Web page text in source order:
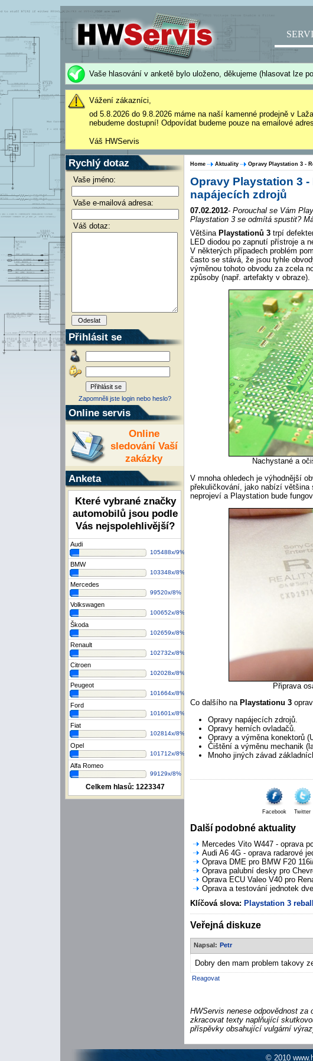
Vaše hlasování v anketě bylo uloženo, děkujeme (hlasovat lze
Vážení zákazníci,
od 5.8.2026 do 9.8.2026 máme na naší kamenné prodejně v
nebudeme dostupní! Odpovídat budeme pouze na emailové
Váš HWServis
Rychlý dotaz
Vaše jméno:
Vaše e-mailová adresa:
Váš dotaz:
Přihlásit se
Zapomněli jste login nebo heslo?
Online servis
Online
sledování Vaší
zakázky
Anketa
Které vybrané značky
automobilů jsou podle
Vás nejspolehlivější?
Audi
105488x/9%
BMW
103348x/8%
Mercedes
99520x/8%
Volkswagen
100652x/8%
Škoda
102659x/8%
Renault
102732x/8%
Citroen
102028x/8%
Peugeot
101664x/8%
Ford
101601x/8%
Fiat
102814x/8%
Opel
101712x/8%
Alfa Romeo
99129x/8%
Celkem hlasů: 1223347
Home Aktuality Opravy Playstation 3 -
Opravy Playstation 3
napájecích zdrojů
07.02.2012- Porouchal se Vám
Playstation 3 se odmítá spustit?
Většina Playstationů 3 trpí
LED diodou po zapnutí přístroje a
V některých případech problém
často se stává, že jsou tyhle
výměnou tohoto obvodu za zcela
způsoby (např. artefakty v obraze).
Nachystané a
V mnoha ohledech je výhodnější
překuličkování, jako nabízí
neprojeví a Playstation bude
Připrava
Co dalšího na Playstationu 3
Opravy napájecích zdrojů.
Opravy herních ovladačů.
Opravy a výměna konektorů
Čištění a výměnu mechanik
Mnoho jiných závad
Facebook Twitter
Další podobné aktuality
Mercedes Vito W447 - oprava
Audi A6 4G - oprava radarové
Oprava DME pro BMW F20
Oprava palubní desky pro
Oprava ECU Valeo V40 pro
Oprava a testování jednotek
Klíčová slova: Playstation 3
Veřejná diskuze
Napsal: Petr
Dobry den mam problem takovy
Reagovat
HWServis nenese odpovědnost
zkracovat texty naplňující
příspěvky obsahující vulgární
© 2010